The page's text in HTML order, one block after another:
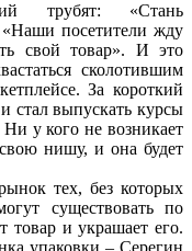
трубят: «Стань
посетители жду
свой товар». И это
сколотившим
За короткий
стал выпускать курсы
Ни у кого не возникает
нишу, и она будет
тех, без которых
существовать по
товар и украшает его.